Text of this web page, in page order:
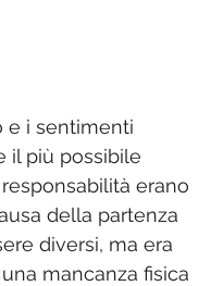
e i sentimenti
il più possibile
erano
della partenza
diversi, ma era
mancanza fisica